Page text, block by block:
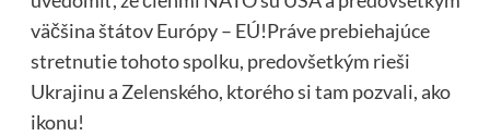
väčšina štátov Európy – EÚ!Práve prebiehajúce
stretnutie tohoto spolku, predovšetkým rieši
Ukrajinu a Zelenského, ktorého si tam pozvali, ako
ikonu!